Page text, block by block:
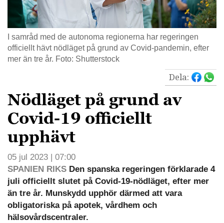
I samråd med de autonoma regionerna har regeringen
officiellt hävt nödläget på grund av Covid-pandemin, efter
mer än tre år. Foto: Shutterstock
Dela:
Nödläget på grund av
Covid-19 officiellt
upphävt
05 jul 2023 | 07:00
SPANIEN RIKS Den spanska regeringen förklarade 4
juli officiellt slutet på Covid-19-nödläget, efter mer
än tre år. Munskydd upphör därmed att vara
obligatoriska på apotek, vårdhem och
hälsovårdscentraler.